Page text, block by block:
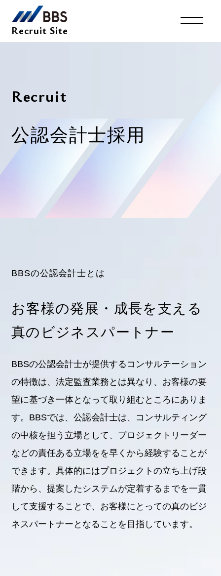
Recruit Site
インタビュー
会社を知る
社員紹介
Recruit
Entry
新卒採用2027年卒
インターンシップ
Recruit
公認会計士採用
BBSの公認会計士とは
お客様の発展・成長を支える
真のビジネスパートナー
BBSの公認会計士が提供するコンサルテーション
の特徴は、法定監査業務とは異なり、お客様の要
望に基づき一体となって取り組むところにありま
す。BBSでは、公認会計士は、コンサルティング
の中核を担う立場として、プロジェクトリーダー
などの責任ある立場をを早くから経験することが
できます。具体的にはプロジェクトの立ち上げ段
階から、提案したシステムが定着するまでを一貫
して支援することで、お客様にとっての真のビジ
ネスパートナーとなることを目指しています。